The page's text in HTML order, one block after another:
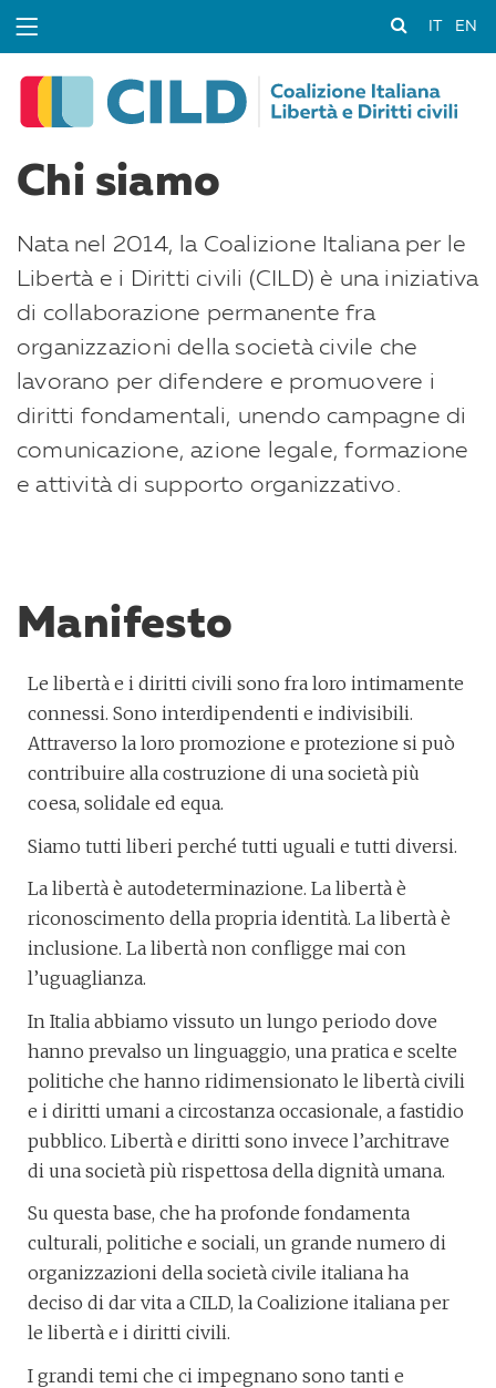
EN
Chi siamo
Nata nel 2014, la Coalizione Italiana per le
Libertà e i Diritti civili (CILD) è una iniziativa
di collaborazione permanente fra
organizzazioni della società civile che
lavorano per difendere e promuovere i
diritti fondamentali, unendo campagne di
comunicazione, azione legale, formazione
e attività di supporto organizzativo.
Manifesto
Le libertà e i diritti civili sono fra loro intimamente
connessi. Sono interdipendenti e indivisibili.
Attraverso la loro promozione e protezione si può
contribuire alla costruzione di una società più
coesa, solidale ed equa.
Siamo tutti liberi perché tutti uguali e tutti diversi.
La libertà è autodeterminazione. La libertà è
riconoscimento della propria identità. La libertà è
inclusione. La libertà non confligge mai con
l’uguaglianza.
In Italia abbiamo vissuto un lungo periodo dove
hanno prevalso un linguaggio, una pratica e scelte
politiche che hanno ridimensionato le libertà civili
e i diritti umani a circostanza occasionale, a fastidio
pubblico. Libertà e diritti sono invece l’architrave
di una società più rispettosa della dignità umana.
Su questa base, che ha profonde fondamenta
culturali, politiche e sociali, un grande numero di
organizzazioni della società civile italiana ha
deciso di dar vita a CILD, la Coalizione italiana per
le libertà e i diritti civili.
I grandi temi che ci impegnano sono tanti e